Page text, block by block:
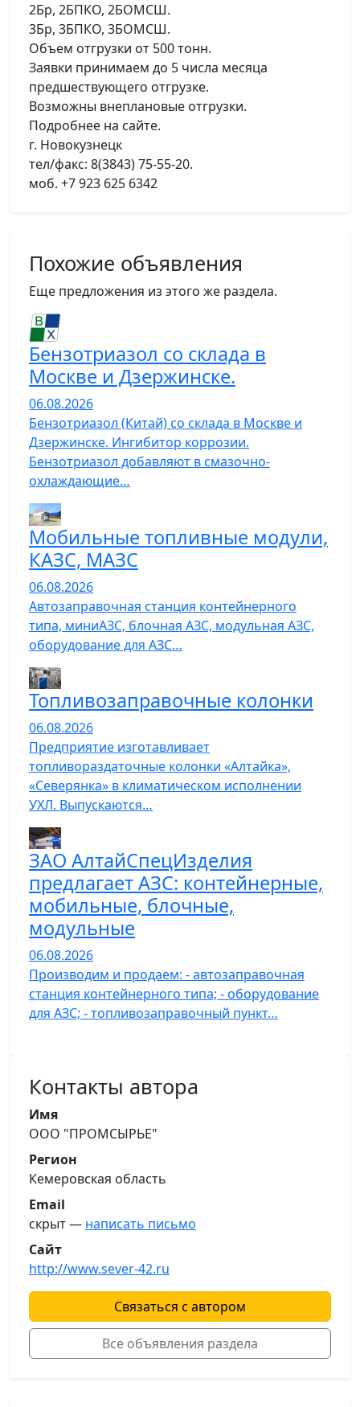
2Бр, 2БПКО, 2БОМСШ.
3Бр, 3БПКО, 3БОМСШ.
Объем отгрузки от 500 тонн.
Заявки принимаем до 5 числа месяца
предшествующего отгрузке.
Возможны внеплановые отгрузки.
Подробнее на сайте.
г. Новокузнецк
тел/факс: 8(3843) 75-55-20.
моб. +7 923 625 6342
Похожие объявления
Еще предложения из этого же раздела.
Бензотриазол со склада в
Москве и Дзержинске.
06.08.2026
Бензотриазол (Китай) со склада в Москве и
Дзержинске. Ингибитор коррозии.
Бензотриазол добавляют в смазочно-
охлаждающие…
Мобильные топливные модули,
КАЗС, МАЗС
06.08.2026
Автозаправочная станция контейнерного
типа, миниАЗС, блочная АЗС, модульная АЗС,
оборудование для АЗС…
Топливозаправочные колонки
06.08.2026
Предприятие изготавливает
топливораздаточные колонки «Алтайка»,
«Северянка» в климатическом исполнении
УХЛ. Выпускаются…
ЗАО АлтайСпецИзделия
предлагает АЗС: контейнерные,
мобильные, блочные,
модульные
06.08.2026
Производим и продаем: - автозаправочная
станция контейнерного типа; - оборудование
для АЗС; - топливозаправочный пункт…
Контакты автора
Имя
ООО "ПРОМСЫРЬЕ"
Регион
Кемеровская область
Email
скрыт — написать письмо
Сайт
http://www.sever-42.ru
Связаться с автором
Все объявления раздела